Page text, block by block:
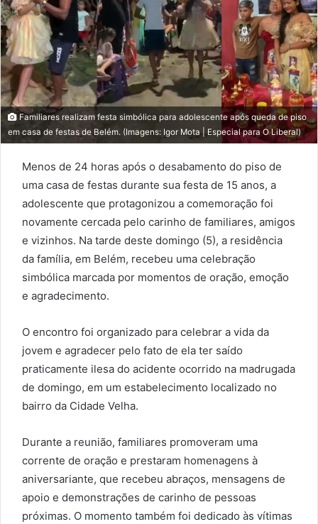
Familiares realizam festa simbólica para adolescente após queda de piso
em casa de festas de Belém. (Imagens: Igor Mota | Especial para O Liberal)
Menos de 24 horas após o desabamento do piso de
uma casa de festas durante sua festa de 15 anos, a
adolescente que protagonizou a comemoração foi
novamente cercada pelo carinho de familiares, amigos
e vizinhos. Na tarde deste domingo (5), a residência
da família, em Belém, recebeu uma celebração
simbólica marcada por momentos de oração, emoção
e agradecimento.
O encontro foi organizado para celebrar a vida da
jovem e agradecer pelo fato de ela ter saído
praticamente ilesa do acidente ocorrido na madrugada
de domingo, em um estabelecimento localizado no
bairro da Cidade Velha.
Durante a reunião, familiares promoveram uma
corrente de oração e prestaram homenagens à
aniversariante, que recebeu abraços, mensagens de
apoio e demonstrações de carinho de pessoas
próximas. O momento também foi dedicado às vítimas